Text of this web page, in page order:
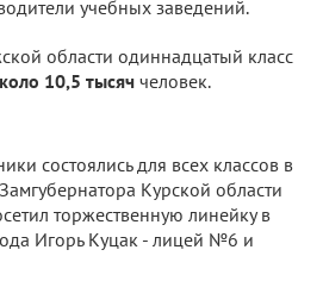
учебных заведений.
области одиннадцатый класс
10,5 тысяч человек.
состоялись для всех классов в
Курской области
торжественную линейку в
Игорь Куцак - лицей №6 и